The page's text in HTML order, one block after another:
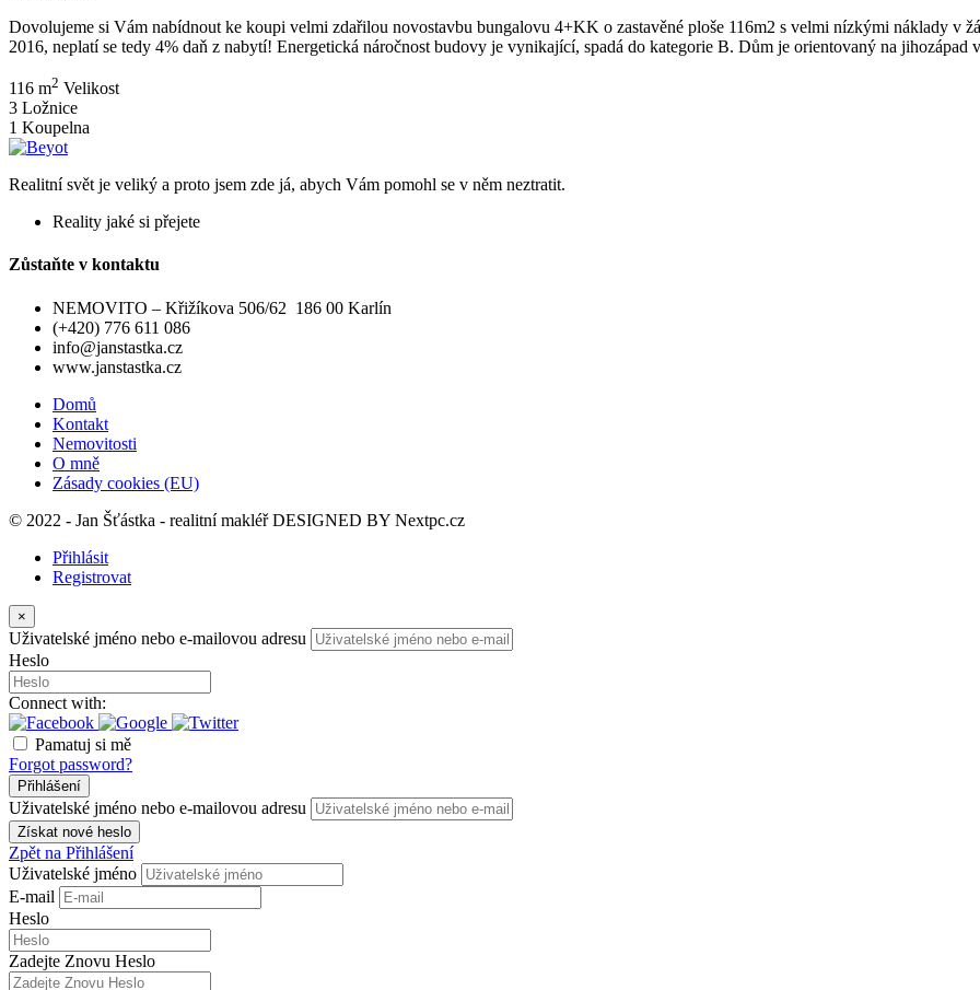
Dovolujeme si Vám nabídnout ke koupi velmi zdařilou novostavbu bungalovu 4+KK o zastavěné ploše 116m2 s velmi nízkými náklady v
2016, neplatí se tedy 4% daň z nabytí! Energetická náročnost budovy je vynikající, spadá do kategorie B. Dům je orientovaný na
116 m2 Velikost
3 Ložnice
1 Koupelna
Realitní svět je veliký a proto jsem zde já, abych Vám pomohl se v něm neztratit.
Reality jaké si přejete
Zůstaňte v kontaktu
NEMOVITO – Křižíkova 506/62 186 00 Karlín
(+420) 776 611 086
info@janstastka.cz
www.janstastka.cz
Domů
Kontakt
Nemovitosti
O mně
Zásady cookies (EU)
© 2022 - Jan Šťástka - realitní makléř DESIGNED BY Nextpc.cz
Přihlásit
Registrovat
×
Uživatelské jméno nebo e-mailovou adresu
Heslo
Connect with:
Pamatuj si mě
Forgot password?
Přihlášení
Uživatelské jméno nebo e-mailovou adresu
Získat nové heslo
Zpět na Přihlášení
Uživatelské jméno
E-mail
Heslo
Zadejte Znovu Heslo